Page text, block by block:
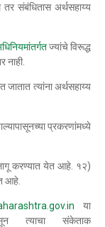
संबंधितास अर्थसहाय्य
ज्यांचे विरूद्ध
नाही.
जातात त्यांना अर्थसहाय्य
प्रकरणांमध्ये
लागू करण्यात येत आहे. १२)
आहे.
या
त्याचा संकेताक